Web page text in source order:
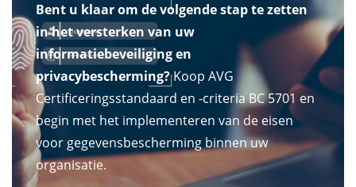
Bent u klaar om de volgende stap te zetten
in het versterken van uw
informatiebeveiliging en
privacybescherming?Koop AVG
Certificeringsstandaard en -criteria BC 5701 en
begin met het implementeren van de eisen
voor gegevensbescherming binnen uw
organisatie.